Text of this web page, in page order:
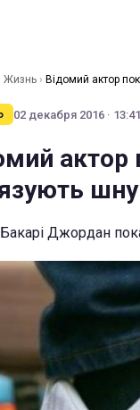
Жизнь › Відомий актор
02 декабря 2016 · 13:41
актор
Джордан